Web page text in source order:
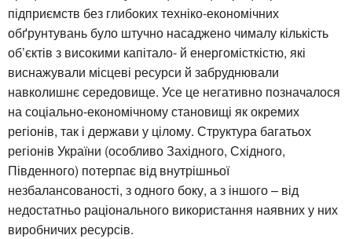
підприємств без глибоких техніко-економічних
обґрунтувань було штучно насаджено чималу кількість
об’єктів з високими капітало- й енергомісткістю, які
виснажували місцеві ресурси й забруднювали
навколишнє середовище. Усе це негативно позначалося
на соціально-економічному становищі як окремих
регіонів, так і держави у цілому. Структура багатьох
регіонів України (особливо Західного, Східного,
Південного) потерпає від внутрішньої
незбалансованості, з одного боку, а з іншого – від
недостатньо раціонального використання наявних у них
виробничих ресурсів.